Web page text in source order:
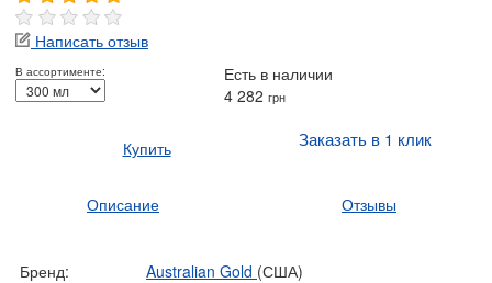
Написать отзыв
В ассортименте:
Есть в наличии
4 282 грн
Купить Заказать в 1 клик
Описание Отзывы
Бренд: Australian Gold (США)